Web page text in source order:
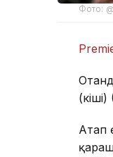
Фото:
Атап